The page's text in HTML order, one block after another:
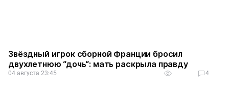
Звёздный игрок сборной Франции бросил
двухлетнюю “дочь“: мать раскрыла правду
04 августа 23:45 4